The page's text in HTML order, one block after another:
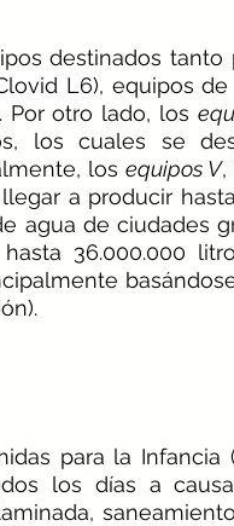
destinados tanto
L6), equipos
otro lado, los
los cuales se
los equipos V,
a producir
agua de ciudades
36.000.000
para la Infancia
los días a